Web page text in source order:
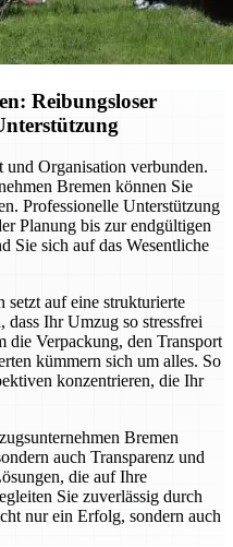
Reibungsloser
Organisation verbunden.
Bremen können Sie
Professionelle Unterstützung
Planung bis zur endgültigen
Sie sich auf das Wesentliche
setzt auf eine strukturierte
dass Ihr Umzug so stressfrei
Verpackung, den Transport
kümmern sich um alles. So
konzentrieren, die Ihr
Bremen
auch Transparenz und
die auf Ihre
Sie zuverlässig durch
nur ein Erfolg, sondern auch